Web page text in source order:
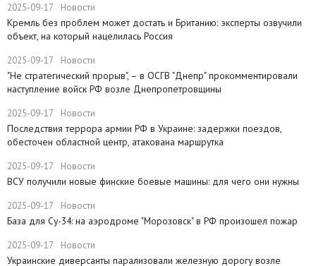
2025-09-17 Новости
​Кремль без проблем может достать и Британию: эксперты озвучили
объект, на который нацелилась Россия
2025-09-17 Новости
"Не стратегический прорыв", – в ОСГВ "Днепр" прокомментировали
наступление войск РФ возле Днепропетровщины
2025-09-17 Новости
Последствия террора армии РФ в Украине: задержки поездов,
обесточен областной центр, атакована маршрутка
2025-09-17 Новости
ВСУ получили новые финские боевые машины: для чего они нужны
2025-09-17 Новости
База для Су-34: на аэродроме "Морозовск" в РФ произошел пожар
2025-09-17 Новости
Украинские диверсанты парализовали железную дорогу возле